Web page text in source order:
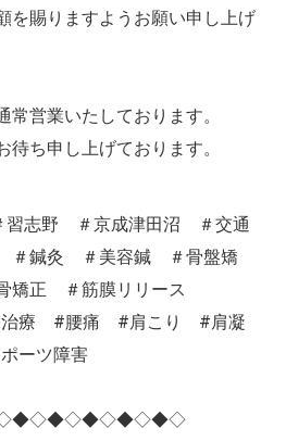
を賜りますようお願い申し上げ
営業いたしております。
ち申し上げております。
志野 ＃京成津田沼 ＃交通
＃鍼灸 ＃美容鍼 ＃骨盤矯
矯正 ＃筋膜リリース
治療 #腰痛 #肩こり #肩凝
ーツ障害